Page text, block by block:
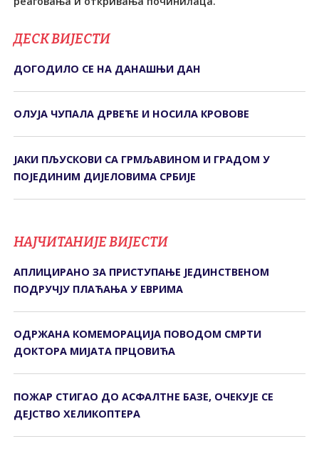
ДЕСК ВИЈЕСТИ
ДОГОДИЛО СЕ НА ДАНАШЊИ ДАН
ОЛУЈА ЧУПАЛА ДРВЕЋЕ И НОСИЛА КРОВОВЕ
ЈАКИ ПЉУСКОВИ СА ГРМЉАВИНОМ И ГРАДОМ У
ПОЈЕДИНИМ ДИЈЕЛОВИМА СРБИЈЕ
НАЈЧИТАНИЈЕ ВИЈЕСТИ
АПЛИЦИРАНО ЗА ПРИСТУПАЊЕ ЈЕДИНСТВЕНОМ
ПОДРУЧЈУ ПЛАЋАЊА У ЕВРИМА
ОДРЖАНА КОМЕМОРАЦИЈА ПОВОДОМ СМРТИ
ДОКТОРА МИЈАТА ПРЦОВИЋА
ПОЖАР СТИГАО ДО АСФАЛТНЕ БАЗЕ, ОЧЕКУЈЕ СЕ
ДЕЈСТВО ХЕЛИКОПТЕРА